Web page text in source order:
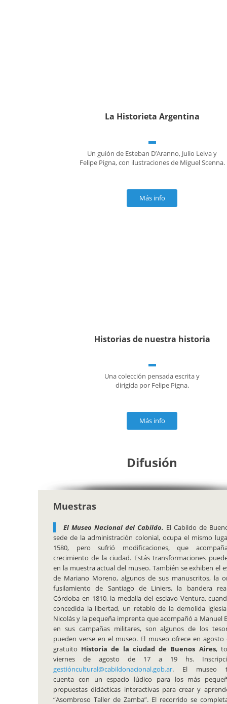
La Historieta Argentina
Un guión de Esteban D’Aranno, Julio Leiva y
Felipe Pigna, con ilustraciones de Miguel Scenna.
Más info
Historias de nuestra historia
Una colección pensada escrita y
dirigida por Felipe Pigna.
Más info
Difusión
Muestras
El Museo Nacional del Cabildo. El Cabildo de
sede de la administración colonial, ocupa el mismo
1580, pero sufrió modificaciones, que
crecimiento de la ciudad. Estás transformaciones
en la muestra actual del museo. También se exhiben el
de Mariano Moreno, algunos de sus manuscritos, la
fusilamiento de Santiago de Liniers, la bandera
Córdoba en 1810, la medalla del esclavo Ventura,
concedida la libertad, un retablo de la demolida
Nicolás y la pequeña imprenta que acompañó a Manuel
en sus campañas militares, son algunos de los
pueden verse en el museo. El museo ofrece en agosto
gratuito Historia de la ciudad de Buenos Aires,
viernes de agosto de 17 a 19 hs.
gestióncultural@cabildonacional.gob.ar. El museo
cuenta con un espacio lúdico para los más
propuestas didácticas interactivas para crear y
“Asombroso Taller de Zamba”. El recorrido se